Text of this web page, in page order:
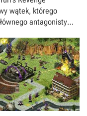
wątek, którego
antagonisty
na dwie części
przejść jako
wieloosobowym do
misji oraz
samego Jurija.
dotąd lokacje,
a także